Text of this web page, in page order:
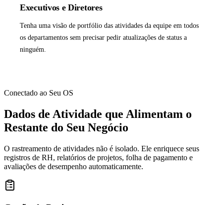
Executivos e Diretores
Tenha uma visão de portfólio das atividades da equipe em todos
os departamentos sem precisar pedir atualizações de status a
ninguém.
Conectado ao Seu OS
Dados de Atividade que Alimentam o
Restante do Seu Negócio
O rastreamento de atividades não é isolado. Ele enriquece seus
registros de RH, relatórios de projetos, folha de pagamento e
avaliações de desempenho automaticamente.